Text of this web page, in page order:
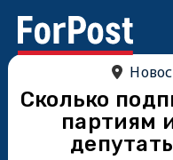
Сколько
партиям